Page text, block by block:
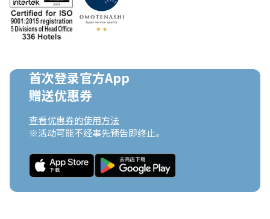
首次登录官方App
赠送优惠券
查看优惠券的使用方法
※活动可能不经事先预告即终止。